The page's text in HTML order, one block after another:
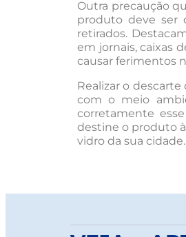
Outra precaução
produto deve ser
retirados.
em jornais, caixas
causar ferimentos
Realizar o
com o meio
corretamente
destine o produto
vidro da sua cidade.